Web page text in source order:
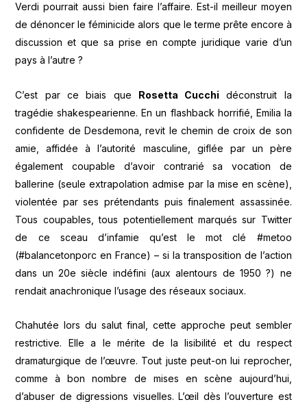
Verdi pourrait aussi bien faire l’affaire. Est-il meilleur moyen
de dénoncer le féminicide alors que le terme prête encore à
discussion et que sa prise en compte juridique varie d’un
pays à l’autre ?
C’est par ce biais que Rosetta Cucchi déconstruit la
tragédie shakespearienne. En un flashback horrifié, Emilia la
confidente de Desdemona, revit le chemin de croix de son
amie, affidée à l’autorité masculine, giflée par un père
également coupable d’avoir contrarié sa vocation de
ballerine (seule extrapolation admise par la mise en scène),
violentée par ses prétendants puis finalement assassinée.
Tous coupables, tous potentiellement marqués sur Twitter
de ce sceau d’infamie qu’est le mot clé #metoo
(#balancetonporc en France) – si la transposition de l’action
dans un 20e siècle indéfini (aux alentours de 1950 ?) ne
rendait anachronique l’usage des réseaux sociaux.
Chahutée lors du salut final, cette approche peut sembler
restrictive. Elle a le mérite de la lisibilité et du respect
dramaturgique de l’œuvre. Tout juste peut-on lui reprocher,
comme à bon nombre de mises en scène aujourd’hui,
d’abuser de digressions visuelles. L’œil dès l’ouverture est